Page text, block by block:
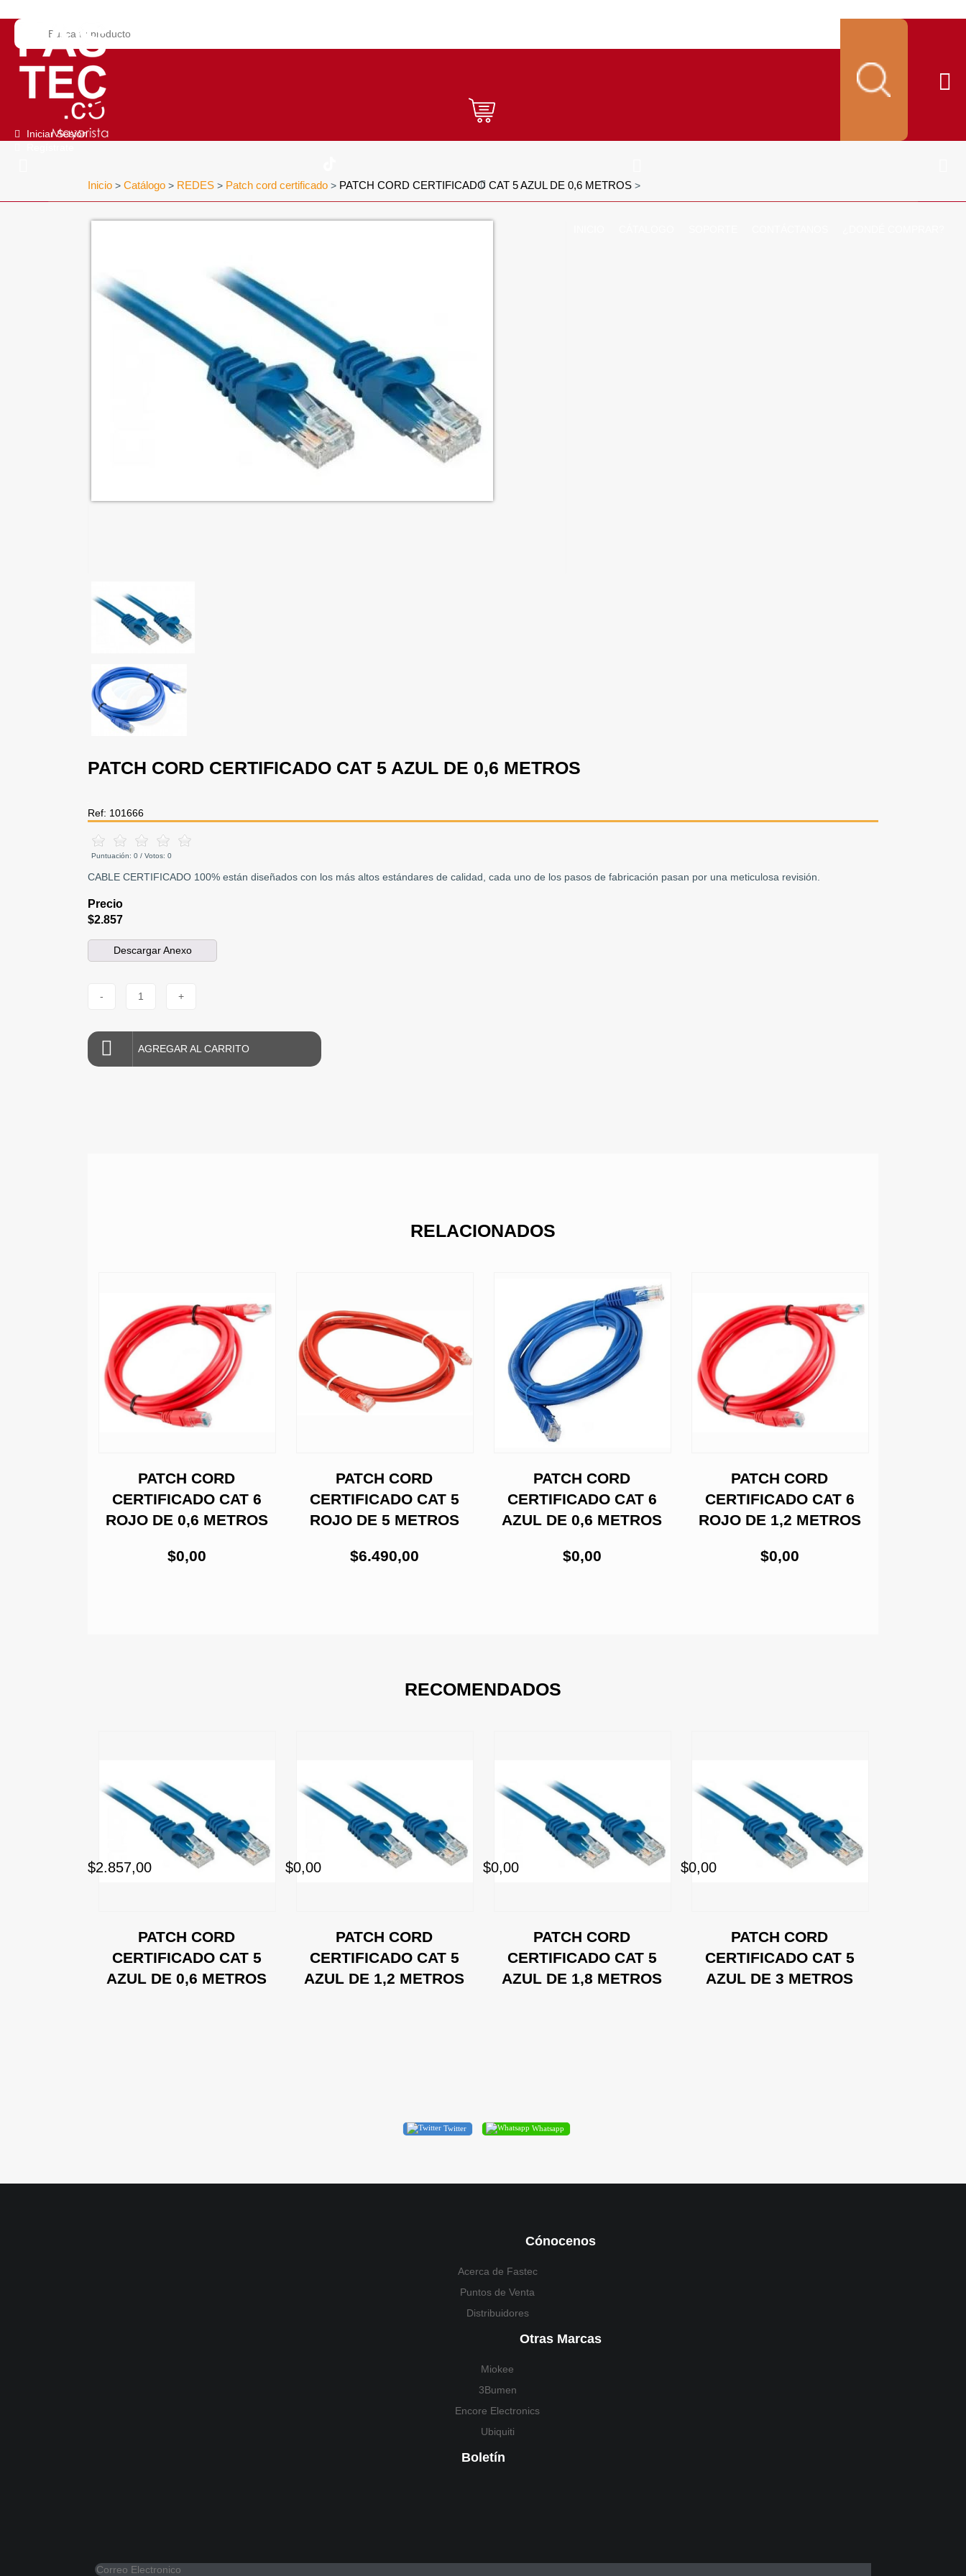
Iniciar Sesión
Inicio > Catálogo > REDES > Patch cord certificado > PATCH CORD CERTIFICADO CAT 5 AZUL DE 0,6 METROS >
PATCH CORD CERTIFICADO CAT 5 AZUL DE 0,6 METROS
Ref: 101666
Puntuación: 0 / Votos: 0
CABLE CERTIFICADO 100% están diseñados con los más altos estándares de calidad, cada uno de los pasos de fabricación pasan por una meticulosa revisión.
Precio
$2.857
Descargar Anexo
- 1 +
AGREGAR AL CARRITO
RELACIONADOS
PATCH CORD
CERTIFICADO CAT 6
ROJO DE 0,6 METROS
$0,00
PATCH CORD
CERTIFICADO CAT 5
ROJO DE 5 METROS
$6.490,00
PATCH CORD
CERTIFICADO CAT 6
AZUL DE 0,6 METROS
$0,00
PATCH CORD
CERTIFICADO CAT 6
ROJO DE 1,2 METROS
$0,00
RECOMENDADOS
PATCH CORD
CERTIFICADO CAT 5
AZUL DE 0,6 METROS
$2.857,00
PATCH CORD
CERTIFICADO CAT 5
AZUL DE 1,2 METROS
$0,00
PATCH CORD
CERTIFICADO CAT 5
AZUL DE 1,8 METROS
$0,00
PATCH CORD
CERTIFICADO CAT 5
AZUL DE 3 METROS
$0,00
Twitter Whatsapp
Cónocenos
Acerca de Fastec
Puntos de Venta
Distribuidores
Otras Marcas
Miokee
3Bumen
Encore Electronics
Ubiquiti
Boletín